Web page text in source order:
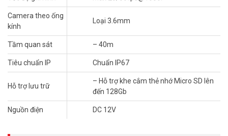
(DSS/PSS) và DMSS
– Hỗ trợ khe cắm thẻ nhớ Micro SD lên đến 128Gb
– Chuẩn tương thích Onvif 2.4
– Chuẩn chống nước IP67
– Điện áp DC12V hoặc PoE (802.3af)
– Công suất 6W
– Bảo hành: 24 tháng
– Xuất xứ Trung Quốc
Để cập nhật thông tin giá camera giám sát DAHUA mới nhất, quý
khách hàng vui lòng liên hệ HOTLINE 1900 9259 – (028) 35 166 166
– (028) 3962 5555 – (024) 6256 1111 – (024) 3273 6666 để được
Camera theo ống
kính
Loại 3.6mm
Tầm quan sát – 40m
Tiêu chuẩn IP Chuẩn IP67
Hỗ trợ lưu trữ
– Hỗ trợ khe cắm thẻ nhớ Micro SD lên
đến 128Gb
Nguồn điện DC 12V